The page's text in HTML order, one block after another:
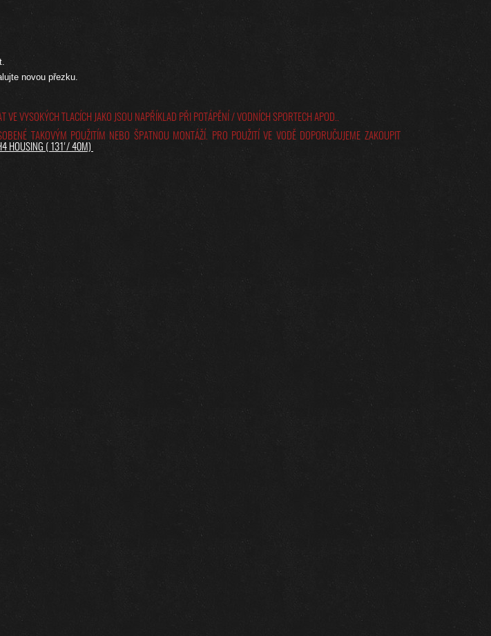
novou přezku.
VE VYSOKÝCH TLACÍCH JAKO JSOU NAPŘÍKLAD PŘI POTÁPĚNÍ / VODNÍCH SPORTECH APOD..
TAKOVÝM POUŽITÍM NEBO ŠPATNOU MONTÁŽÍ. PRO POUŽITÍ VE VODĚ DOPORUČUJEME ZAKOUPIT
HOUSING ( 131'/ 40M)